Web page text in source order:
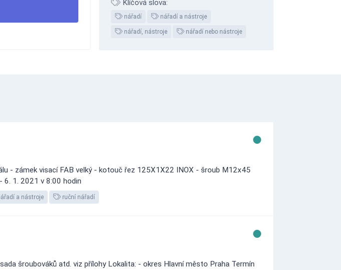
Klíčová slova:
nářadí nářadí a nástroje
nářadí, nástroje nářadí nebo nástroje
- zámek visací FAB velký - kotouč řez 125X1X22 INOX - šroub M12x45
6. 1. 2021 v 8:00 hodin
a nástroje ruční nářadí
šroubováků atd. viz přílohy Lokalita: - okres Hlavní město Praha Termín